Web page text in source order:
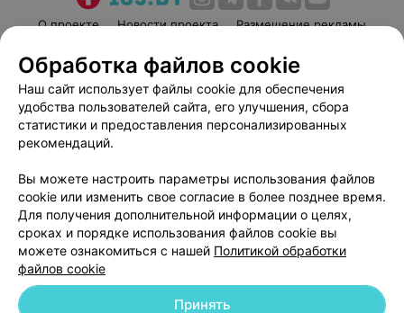
О проекте Новости проекта
Размещение рекламы
Пользовательское соглашение
Способы оплаты
Вакансии
Партнеры
Написать руководителю 103.by
Персональные настройки cookie
Обработка персональных данных
Обработка файлов cookie
Наш сайт использует файлы cookie для обеспечения
удобства пользователей сайта, его улучшения, сбора
статистики и предоставления персонализированных
рекомендаций.
Вы можете настроить параметры использования файлов
cookie или изменить свое согласие в более позднее время.
Для получения дополнительной информации о целях,
сроках и порядке использования файлов cookie вы
можете ознакомиться с нашей Политикой обработки
файлов cookie
Принять